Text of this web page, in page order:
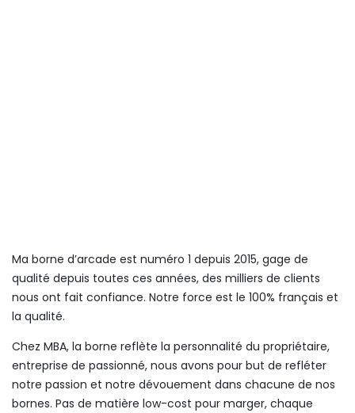
Ma borne d’arcade est numéro 1 depuis 2015, gage de
qualité depuis toutes ces années, des milliers de clients
nous ont fait confiance. Notre force est le 100% français et
la qualité.
Chez MBA, la borne reflète la personnalité du propriétaire,
entreprise de passionné, nous avons pour but de refléter
notre passion et notre dévouement dans chacune de nos
bornes. Pas de matière low-cost pour marger, chaque